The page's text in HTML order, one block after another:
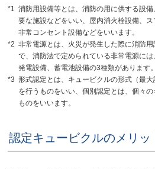
*1
消防用設備等とは、消防の用に供する設
要な施設などをいい、屋内消火栓設備、ス
非常コンセント設備などをいいます。
*2 非常電源とは、火災が発生した際に消防
で、消防法で定められている非常電源に
発電設備、蓄電池設備の3種類があります。
*3 形式認定とは、キュービクルの形式（最
を行うものをいい、個別認定とは、個々
ものをいいます。
認定キュービクルのメリッ